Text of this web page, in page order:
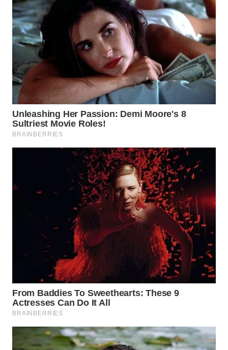
WN
JOGJA
WN
JATIM
WN
BALI
WN
KALBAR
WN
KALTIM
WN
SULSEL
WN